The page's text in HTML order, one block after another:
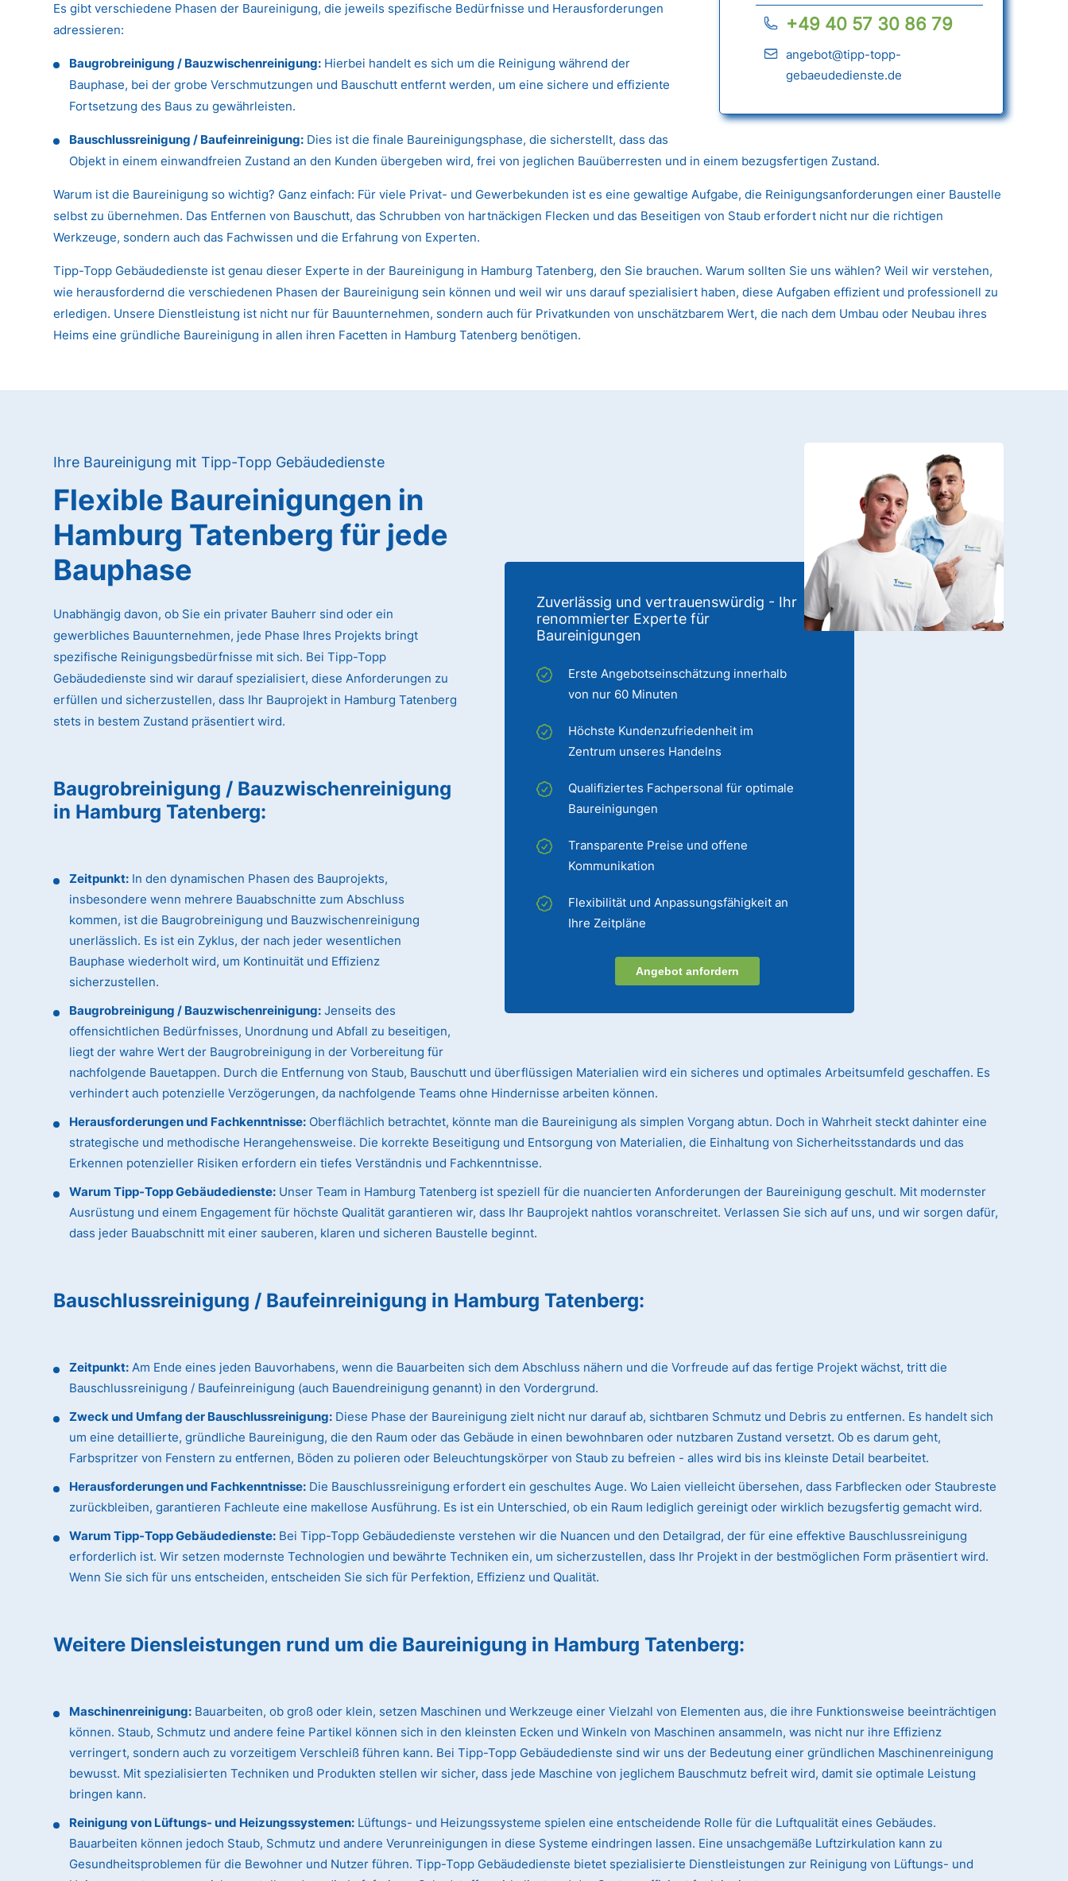
+49 40 57 30 86 79
angebot@tipp-topp-
gebaeudedienste.de
Es gibt verschiedene Phasen der Baureinigung, die jeweils spezifische Bedürfnisse und Herausforderungen
adressieren:
Baugrobreinigung / Bauzwischenreinigung: Hierbei handelt es sich um die Reinigung während der
Bauphase, bei der grobe Verschmutzungen und Bauschutt entfernt werden, um eine sichere und effiziente
Fortsetzung des Baus zu gewährleisten.
Bauschlussreinigung / Baufeinreinigung: Dies ist die finale Baureinigungsphase, die sicherstellt, dass das
Objekt in einem einwandfreien Zustand an den Kunden übergeben wird, frei von jeglichen Bauüberresten und in einem bezugsfertigen Zustand.
Warum ist die Baureinigung so wichtig? Ganz einfach: Für viele Privat- und Gewerbekunden ist es eine gewaltige Aufgabe, die Reinigungsanforderungen einer Baustelle
selbst zu übernehmen. Das Entfernen von Bauschutt, das Schrubben von hartnäckigen Flecken und das Beseitigen von Staub erfordert nicht nur die richtigen
Werkzeuge, sondern auch das Fachwissen und die Erfahrung von Experten.
Tipp-Topp Gebäudedienste ist genau dieser Experte in der Baureinigung in Hamburg Tatenberg, den Sie brauchen. Warum sollten Sie uns wählen? Weil wir verstehen,
wie herausfordernd die verschiedenen Phasen der Baureinigung sein können und weil wir uns darauf spezialisiert haben, diese Aufgaben effizient und professionell zu
erledigen. Unsere Dienstleistung ist nicht nur für Bauunternehmen, sondern auch für Privatkunden von unschätzbarem Wert, die nach dem Umbau oder Neubau ihres
Heims eine gründliche Baureinigung in allen ihren Facetten in Hamburg Tatenberg benötigen.
Ihre Baureinigung mit Tipp-Topp Gebäudedienste
Zuverlässig und vertrauenswürdig - Ihr
renommierter Experte für
Baureinigungen
Erste Angebotseinschätzung innerhalb
von nur 60 Minuten
Höchste Kundenzufriedenheit im
Zentrum unseres Handelns
Qualifiziertes Fachpersonal für optimale
Baureinigungen
Transparente Preise und offene
Kommunikation
Flexibilität und Anpassungsfähigkeit an
Ihre Zeitpläne
Angebot anfordern
Flexible Baureinigungen in
Hamburg Tatenbergfür jede
Bauphase
Unabhängig davon, ob Sie ein privater Bauherr sind oder ein
gewerbliches Bauunternehmen, jede Phase Ihres Projekts bringt
spezifische Reinigungsbedürfnisse mit sich. Bei Tipp-Topp
Gebäudedienste sind wir darauf spezialisiert, diese Anforderungen zu
erfüllen und sicherzustellen, dass Ihr Bauprojekt in Hamburg Tatenberg
stets in bestem Zustand präsentiert wird.
Baugrobreinigung / Bauzwischenreinigung
in Hamburg Tatenberg:
Zeitpunkt: In den dynamischen Phasen des Bauprojekts,
insbesondere wenn mehrere Bauabschnitte zum Abschluss
kommen, ist die Baugrobreinigung und Bauzwischenreinigung
unerlässlich. Es ist ein Zyklus, der nach jeder wesentlichen
Bauphase wiederholt wird, um Kontinuität und Effizienz
sicherzustellen.
Baugrobreinigung / Bauzwischenreinigung: Jenseits des
offensichtlichen Bedürfnisses, Unordnung und Abfall zu beseitigen,
liegt der wahre Wert der Baugrobreinigung in der Vorbereitung für
nachfolgende Bauetappen. Durch die Entfernung von Staub, Bauschutt und überflüssigen Materialien wird ein sicheres und optimales Arbeitsumfeld geschaffen. Es
verhindert auch potenzielle Verzögerungen, da nachfolgende Teams ohne Hindernisse arbeiten können.
Herausforderungen und Fachkenntnisse: Oberflächlich betrachtet, könnte man die Baureinigung als simplen Vorgang abtun. Doch in Wahrheit steckt dahinter eine
strategische und methodische Herangehensweise. Die korrekte Beseitigung und Entsorgung von Materialien, die Einhaltung von Sicherheitsstandards und das
Erkennen potenzieller Risiken erfordern ein tiefes Verständnis und Fachkenntnisse.
Warum Tipp-Topp Gebäudedienste: Unser Team in Hamburg Tatenberg ist speziell für die nuancierten Anforderungen der Baureinigung geschult. Mit modernster
Ausrüstung und einem Engagement für höchste Qualität garantieren wir, dass Ihr Bauprojekt nahtlos voranschreitet. Verlassen Sie sich auf uns, und wir sorgen dafür,
dass jeder Bauabschnitt mit einer sauberen, klaren und sicheren Baustelle beginnt.
Bauschlussreinigung / Baufeinreinigung in Hamburg Tatenberg:
Zeitpunkt: Am Ende eines jeden Bauvorhabens, wenn die Bauarbeiten sich dem Abschluss nähern und die Vorfreude auf das fertige Projekt wächst, tritt die
Bauschlussreinigung / Baufeinreinigung (auch Bauendreinigung genannt) in den Vordergrund.
Zweck und Umfang der Bauschlussreinigung: Diese Phase der Baureinigung zielt nicht nur darauf ab, sichtbaren Schmutz und Debris zu entfernen. Es handelt sich
um eine detaillierte, gründliche Baureinigung, die den Raum oder das Gebäude in einen bewohnbaren oder nutzbaren Zustand versetzt. Ob es darum geht,
Farbspritzer von Fenstern zu entfernen, Böden zu polieren oder Beleuchtungskörper von Staub zu befreien - alles wird bis ins kleinste Detail bearbeitet.
Herausforderungen und Fachkenntnisse: Die Bauschlussreinigung erfordert ein geschultes Auge. Wo Laien vielleicht übersehen, dass Farbflecken oder Staubreste
zurückbleiben, garantieren Fachleute eine makellose Ausführung. Es ist ein Unterschied, ob ein Raum lediglich gereinigt oder wirklich bezugsfertig gemacht wird.
Warum Tipp-Topp Gebäudedienste: Bei Tipp-Topp Gebäudedienste verstehen wir die Nuancen und den Detailgrad, der für eine effektive Bauschlussreinigung
erforderlich ist. Wir setzen modernste Technologien und bewährte Techniken ein, um sicherzustellen, dass Ihr Projekt in der bestmöglichen Form präsentiert wird.
Wenn Sie sich für uns entscheiden, entscheiden Sie sich für Perfektion, Effizienz und Qualität.
Weitere Diensleistungen rund um die Baureinigung in Hamburg Tatenberg:
Maschinenreinigung: Bauarbeiten, ob groß oder klein, setzen Maschinen und Werkzeuge einer Vielzahl von Elementen aus, die ihre Funktionsweise beeinträchtigen
können. Staub, Schmutz und andere feine Partikel können sich in den kleinsten Ecken und Winkeln von Maschinen ansammeln, was nicht nur ihre Effizienz
verringert, sondern auch zu vorzeitigem Verschleiß führen kann. Bei Tipp-Topp Gebäudedienste sind wir uns der Bedeutung einer gründlichen Maschinenreinigung
bewusst. Mit spezialisierten Techniken und Produkten stellen wir sicher, dass jede Maschine von jeglichem Bauschmutz befreit wird, damit sie optimale Leistung
bringen kann.
Reinigung von Lüftungs- und Heizungssystemen: Lüftungs- und Heizungssysteme spielen eine entscheidende Rolle für die Luftqualität eines Gebäudes.
Bauarbeiten können jedoch Staub, Schmutz und andere Verunreinigungen in diese Systeme eindringen lassen. Eine unsachgemäße Luftzirkulation kann zu
Gesundheitsproblemen für die Bewohner und Nutzer führen. Tipp-Topp Gebäudedienste bietet spezialisierte Dienstleistungen zur Reinigung von Lüftungs- und